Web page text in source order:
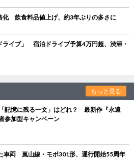
化 飲食料品値上げ、約3年ぶりの多さに
ライブ」 宿泊ドライブ予算4万円超、渋滞・
もっと見る
記憶に残る一文」はどれ？ 最新作『永遠
参加型キャンペーン
車両 嵐山線・モボ301形、運行開始55周年